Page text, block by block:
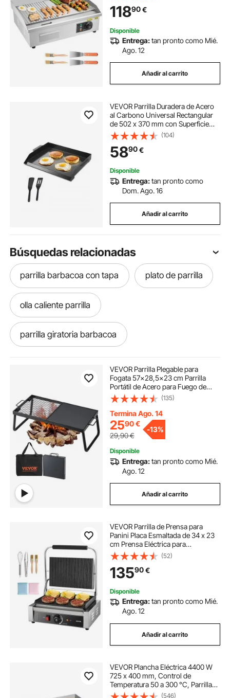
4 Almohadillas para los Pies
11890€
Disponible
Entrega:tan pronto como Mié.
Ago. 12
Añadir al carrito
VEVOR Parrilla Duradera de Acero
al Carbono Universal Rectangular
de 502 x 370 mm con Superficie
Plana, Plancha de Gas para
Barbacoa, Utensilios de Cocina
Familiares Portátiles con asa,
Negro
(104)
5890€
Disponible
Entrega:tan pronto como
Dom. Ago. 16
Añadir al carrito
Búsquedas relacionadas
parrilla barbacoa con tapa plato de parrilla
olla caliente parrilla
parrilla giratoria barbacoa
parrilla de carbon
barbacoa con parrilla giratoria
parrilla para exterior
parrillas para asadores carbon
parrilla de carbón
parrillas a carbon grandes parrilla 60
parrilla giratoria para barbacoa
VEVOR Parrilla Plegable para
Fogata 57x28,5x23 cm Parrilla
Portátil de Acero para Fuego de
Campamento Equipo de Cocina
para Fogata con Bolsa de
Transporte con Patas Parrilla para
Cocinar al Aire Libre
(135)
Termina Ago. 14
2590€
29,90€
-13%
Disponible
Entrega:tan pronto como Mié.
Ago. 12
Añadir al carrito
VEVOR Parrilla de Prensa para
Panini Placa Esmaltada de 34 x 23
cm Prensa Eléctrica para
Sándwiches de Acero Inoxidable
con Asa Control de Temperatura
con Ranuras Completas para
Filetes, Tocino
(52)
13590€
Disponible
Entrega:tan pronto como Mié.
Ago. 12
Añadir al carrito
VEVOR Plancha Eléctrica 4400 W
725 x 400 mm, Control de
Temperatura 50 a 300 °C, Parrilla
de Encimera de Acero Inoxidable
(546)